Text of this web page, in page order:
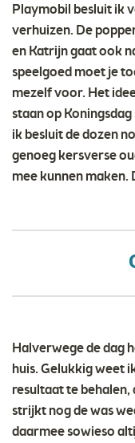
Playmobil besluit ik
verhuizen. De
en Katrijn gaat ook
speelgoed moet je
mezelf voor. Het
staan op
ik besluit de dozen
genoeg kersverse
mee kunnen maken.
Halverwege de dag
huis. Gelukkig weet
resultaat te behalen,
strijkt nog de was
daarmee sowieso